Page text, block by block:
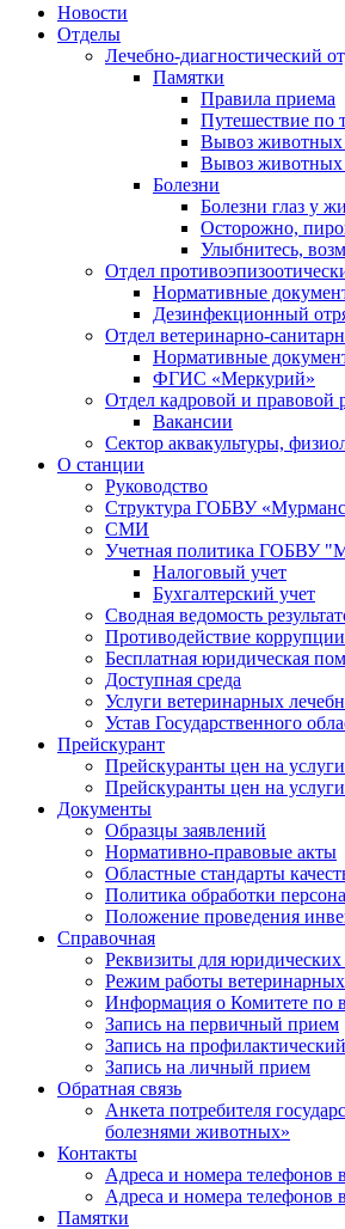
Новости
Отделы
Лечебно-диагностический
Памятки
Правила приема
Путешествие по
Вывоз животных
Вывоз
Болезни
Болезни глаз у
Осторожно,
Улыбнитесь,
Отдел
Нормативные
Дезинфекционный
Отдел ветеринарно-
Нормативные
ФГИС «Меркурий»
Отдел кадровой и правовой
Вакансии
Сектор аквакультуры,
О станции
Руководство
Структура ГОБВУ
СМИ
Учетная политика ГОБВУ
Налоговый учет
Бухгалтерский учет
Сводная ведомость
Противодействие коррупции
Бесплатная юридическая
Доступная среда
Услуги ветеринарных
Устав Государственного
Прейскурант
Прейскуранты цен на
Прейскуранты цен на
Документы
Образцы заявлений
Нормативно-правовые акты
Областные стандарты
Политика обработки
Положение проведения
Справочная
Реквизиты для
Режим работы
Информация о Комитете по
Запись на первичный прием
Запись на
Запись на личный прием
Обратная связь
Анкета потребителя
болезнями животных»
Контакты
Адреса и номера телефонов
Адреса и номера телефонов
Памятки